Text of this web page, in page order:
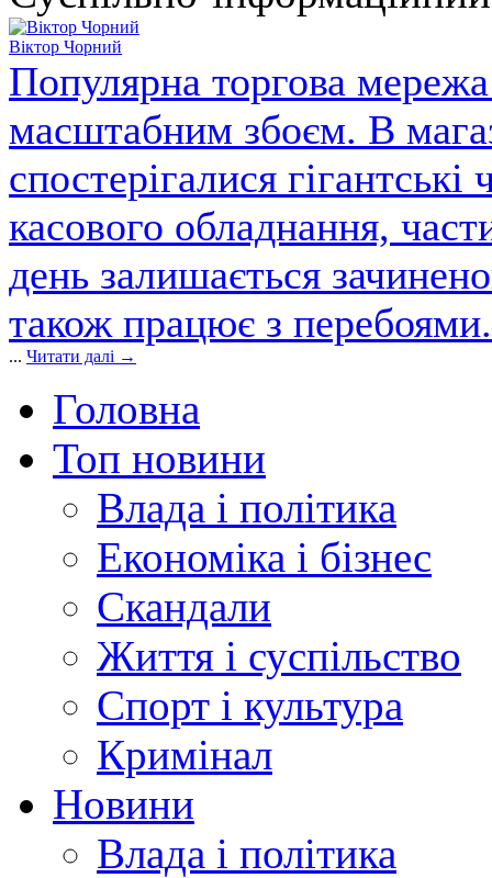
Віктор Чорний
Популярна торгова
масштабним збоєм. В
спостерігалися
касового обладнання,
день залишається
також працює з
... Читати далі →
Головна
Топ новини
Влада і політика
Економіка і бізнес
Скандали
Життя і суспільство
Спорт і культура
Кримінал
Новини
Влада і політика